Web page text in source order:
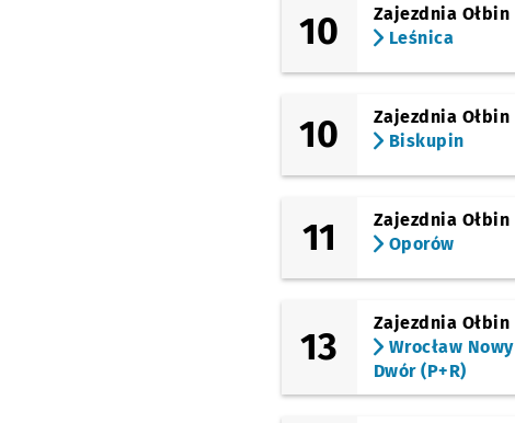
10
Zajezdnia Ołbin
Leśnica
10
Zajezdnia Ołbin
Biskupin
11
Zajezdnia Ołbin
Oporów
13
Zajezdnia Ołbin
Wrocław Nowy
Dwór (P+R)